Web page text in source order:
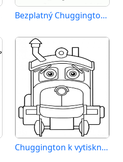
Bezplatný Chuggington k vytištění
Chuggington k vytisknutí